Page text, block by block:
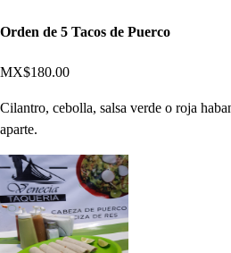
Orden de 5 Tacos de Puerco
MX$180.00
Cilantro, cebolla, salsa verde o roja
aparte.